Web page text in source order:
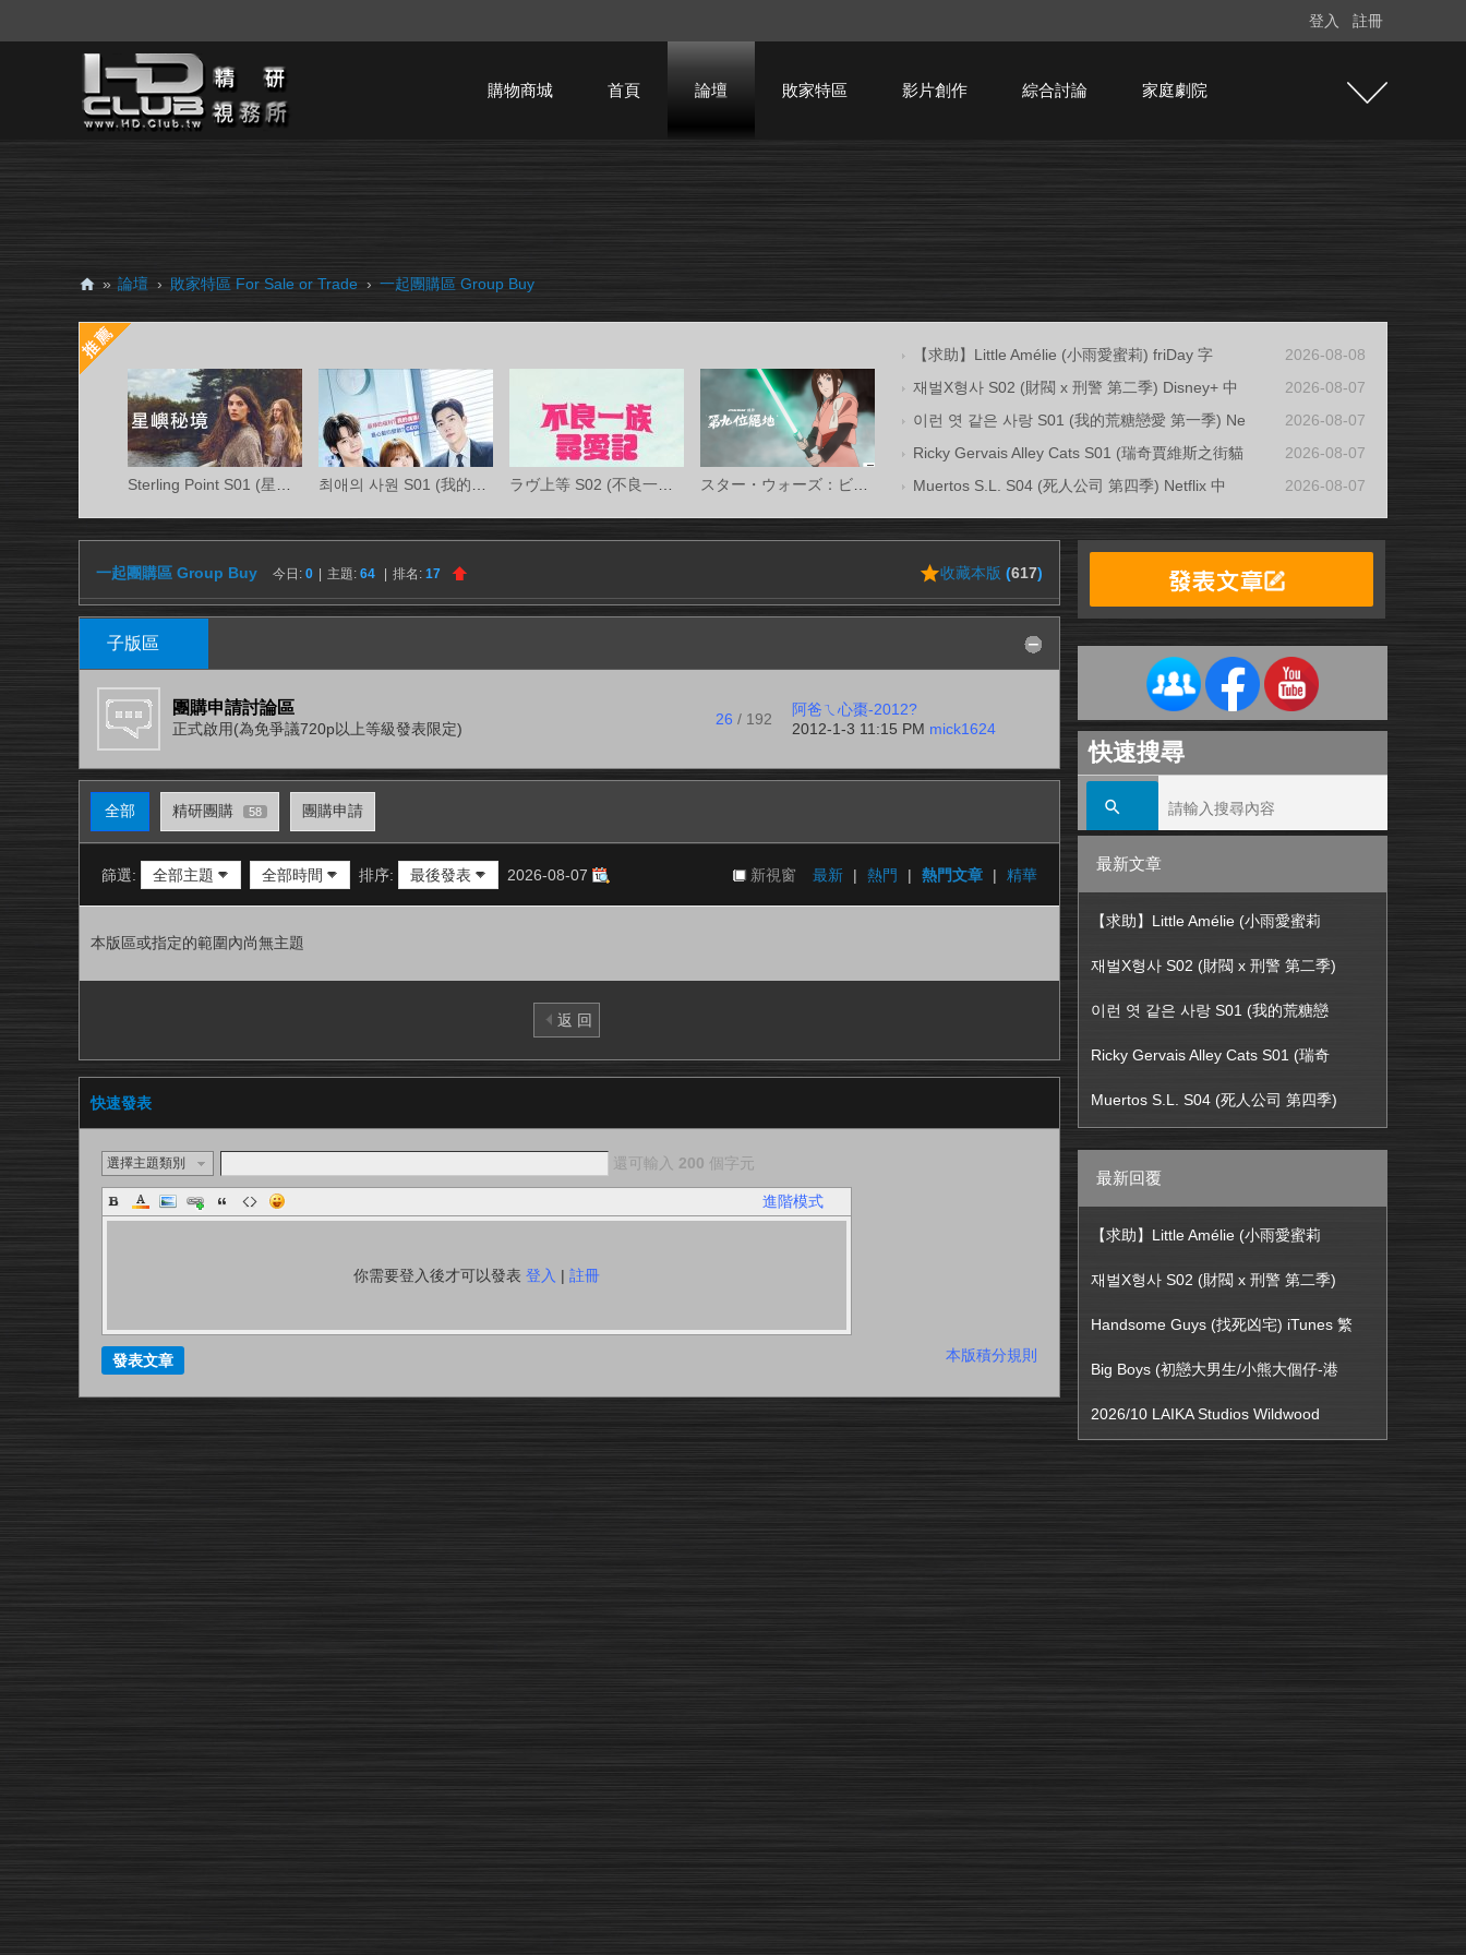
登入 註冊
購物商城 首頁 論壇 敗家特區 影片創作 綜合討論 家庭劇院
D.
Cl
務
» 論壇 › 敗家特區 For Sale or Trade › 一起團購區 Group Buy
【求助】Little Amélie (小雨愛蜜莉) friDay 字
2026-08-08
재벌X형사 S02 (財閥 x 刑警 第二季) Disney+ 中
2026-08-07
이런 엿 같은 사랑 S01 (我的荒糖戀愛 第一季) Ne
2026-08-07
Ricky Gervais Alley Cats S01 (瑞奇賈維斯之街貓
2026-08-07
Muertos S.L. S04 (死人公司 第四季) Netflix 中
2026-08-07
收藏本版 (617)
一起團購區 Group Buy 今日: 0 主題: 64 排名: 17
子版區
團購申請討論區
正式啟用(為免爭議720p以上等級發表限定)
26 / 192
阿爸ㄟ心棗-2012?
2012-1-3 11:15 PM mick1624
全部 精研團購 58 團購申請
最新 | 熱門 | 熱門文章 | 精華
新視窗
篩選: 全部主題 全部時間 排序: 最後發表 2026-08-07
本版區或指定的範圍內尚無主題
返 回
快速發表
選擇主題類別 還可輸入 200 個字元
進階模式
你需要登入後才可以發表 登入 | 註冊
本版積分規則
發表文章
快速搜尋
最新文章
【求助】Little Amélie (小雨愛蜜莉
재벌X형사 S02 (財閥 x 刑警 第二季)
이런 엿 같은 사랑 S01 (我的荒糖戀
Ricky Gervais Alley Cats S01 (瑞奇
Muertos S.L. S04 (死人公司 第四季)
最新回覆
【求助】Little Amélie (小雨愛蜜莉
재벌X형사 S02 (財閥 x 刑警 第二季)
Handsome Guys (找死凶宅) iTunes 繁
Big Boys (初戀大男生/小熊大個仔-港
2026/10 LAIKA Studios Wildwood